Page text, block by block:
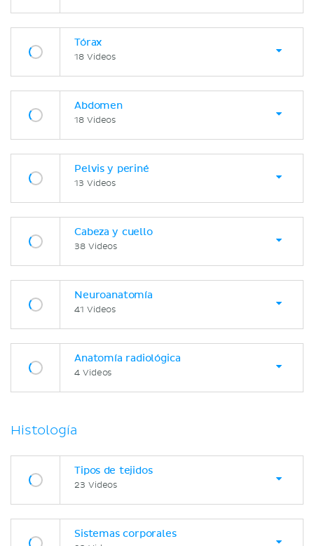
Tórax
18 Videos
Abdomen
18 Videos
Pelvis y periné
13 Videos
Cabeza y cuello
38 Videos
Neuroanatomía
41 Videos
Anatomía radiológica
4 Videos
Histología
Tipos de tejidos
23 Videos
Sistemas corporales